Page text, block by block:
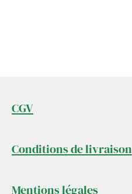
CGV
Conditions de livraison
Mentions légales